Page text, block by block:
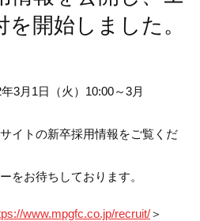
開始しました。
3月1日（火）10:00～3月
イトの新卒採用情報をご覧くだ
をお待ちしております。
www.mpgfc.co.jp/recruit/＞